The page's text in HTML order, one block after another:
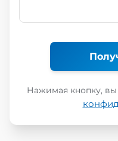
Нажимая кнопку, вы